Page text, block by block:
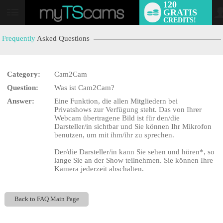
120
GRATIS
CREDITS!
Frequently Asked Questions
Category:
Cam2Cam
Question:
Was ist Cam2Cam?
Answer:
Eine Funktion, die allen Mitgliedern bei
Privatshows zur Verfügung steht. Das von Ihrer
Webcam übertragene Bild ist für den/die
Darsteller/in sichtbar und Sie können Ihr Mikrofon
benutzen, um mit ihm/ihr zu sprechen.
Der/die Darsteller/in kann Sie sehen und hören*, so
lange Sie an der Show teilnehmen. Sie können Ihre
Kamera jederzeit abschalten.
Back to FAQ Main Page
LIMITED TIME OFFER!